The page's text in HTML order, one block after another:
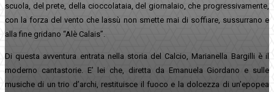
scuola, del prete, della cioccolataia, del giornalaio, che progressivamente,
con la forza del vento che lassù non smette mai di soffiare, sussurrano e
alla fine gridano “Alè Calais”.
Di questa avventura entrata nella storia del Calcio, Marianella Bargilli è il
moderno cantastorie. E’ lei che, diretta da Emanuela Giordano e sulle
musiche di un trio d’archi, restituisce il fuoco e la dolcezza di un’epopea